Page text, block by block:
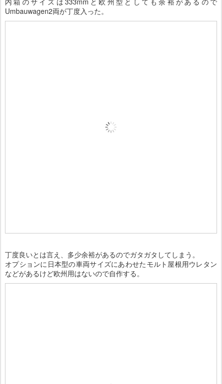
Umbauwagen2両が丁度入った。
丁度良いとは言え、多少余裕があるのでガタガタしてしまう。
オプションに日本型の車両サイズにあわせたモルト屋根用ウレタン
などがあるけど欧州用はないので自作する。